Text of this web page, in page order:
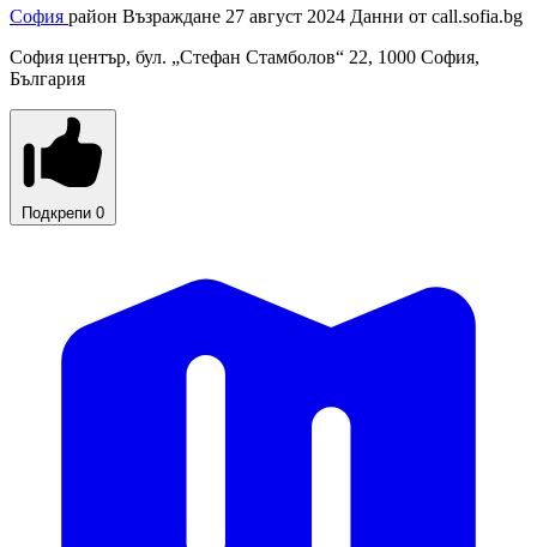
София район Възраждане 27 август 2024 Данни от call.sofia.bg
София център, бул. „Стефан Стамболов“ 22, 1000 София,
България
Подкрепи 0